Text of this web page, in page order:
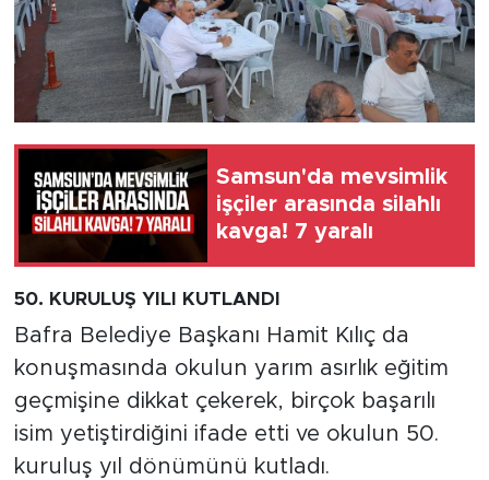
Samsun'da mevsimlik
işçiler arasında silahlı
kavga! 7 yaralı
50. KURULUŞ YILI KUTLANDI
Bafra Belediye Başkanı Hamit Kılıç da
konuşmasında okulun yarım asırlık eğitim
geçmişine dikkat çekerek, birçok başarılı
isim yetiştirdiğini ifade etti ve okulun 50.
kuruluş yıl dönümünü kutladı.